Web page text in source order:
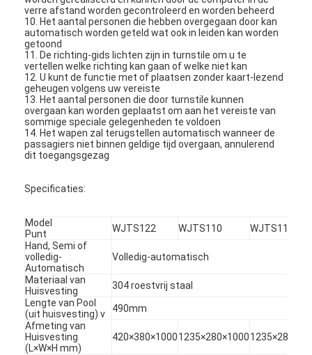
Thuis
Producten
Video's
verre afstand worden gecontroleerd en worden beheerd
10. Het aantal personen die hebben overgegaan door kan
automatisch worden geteld wat ook in leiden kan worden
getoond
11. De richting-gids lichten zijn in turnstile om u te
vertellen welke richting kan gaan of welke niet kan
12. U kunt de functie met of plaatsen zonder kaart-lezend
geheugen volgens uw vereiste
13. Het aantal personen die door turnstile kunnen
overgaan kan worden geplaatst om aan het vereiste van
sommige speciale gelegenheden te voldoen
14. Het wapen zal terugstellen automatisch wanneer de
passagiers niet binnen geldige tijd overgaan, annulerend
dit toegangsgezag
Specificaties:
Model
Punt
WJTS122 WJTS110
WJTS112
Hand, Semi of
volledig-
Automatisch
Volledig-automatisch
Materiaal van
Huisvesting
304 roestvrij staal
Lengte van Pool
(uit huisvesting) v
490mm
Afmeting van
Huisvesting
(L×W×H mm)
420×380×10001235×280×1000